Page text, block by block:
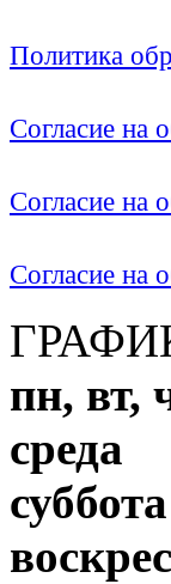
Политика
Согласие на
Согласие на
Согласие на
пн, вт,
среда
суббота